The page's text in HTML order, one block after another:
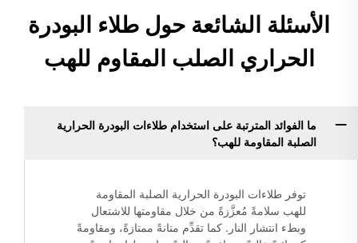
الأسئلة الشائعة حول طلاء البودرة
الحراري الصلب المقاوم للهب
ما الفوائد المترتبة على استخدام طلاءات البودرة الحرارية
الصلبة المقاومة للهب؟
توفر طلاءات البودرة الحرارية الصلبة المقاومة
للهب سلامةً مُعزَّزةً من خلال مقاومتها للاشتعال
وبطء انتشار النار. كما تقدِّم متانةً ممتازةً، ومقاومةً